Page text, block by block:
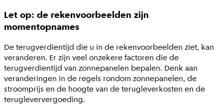
Let op: de rekenvoorbeelden zijn
momentopnames
De terugverdientijd die u in de rekenvoorbeelden ziet, kan
veranderen. Er zijn veel onzekere factoren die de
terugverdientijd van zonnepanelen bepalen. Denk aan
veranderingen in de regels rondom zonnepanelen, de
stroomprijs en de hoogte van de terugleverkosten en de
terugleververgoeding.